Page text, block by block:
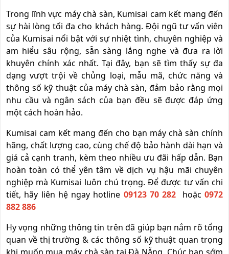
Trong lĩnh vực máy chà sàn, Kumisai cam kết mang đến
sự hài lòng tối đa cho khách hàng. Đội ngũ tư vấn viên
của Kumisai nổi bật với sự nhiệt tình, chuyên nghiệp và
am hiểu sâu rộng, sẵn sàng lắng nghe và đưa ra lời
khuyên chính xác nhất. Tại đây, bạn sẽ tìm thấy sự đa
dạng vượt trội về chủng loại, mẫu mã, chức năng và
thông số kỹ thuật của máy chà sàn, đảm bảo rằng mọi
nhu cầu và ngân sách của bạn đều sẽ được đáp ứng
một cách hoàn hảo.
Kumisai cam kết mang đến cho bạn máy chà sàn chính
hãng, chất lượng cao, cùng chế độ bảo hành dài hạn và
giá cả cạnh tranh, kèm theo nhiều ưu đãi hấp dẫn. Bạn
hoàn toàn có thể yên tâm về dịch vụ hậu mãi chuyên
nghiệp mà Kumisai luôn chú trọng. Để được tư vấn chi
tiết, hãy liên hệ ngay hotline 09123 70 282 hoặc0972
882 886
Hy vọng những thông tin trên đã giúp bạn nắm rõ tổng
quan về thị trường & các thông số kỹ thuật quan trọng